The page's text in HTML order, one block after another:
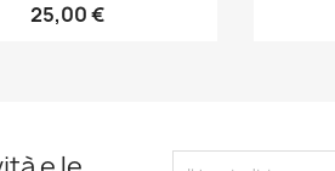
25,00 €